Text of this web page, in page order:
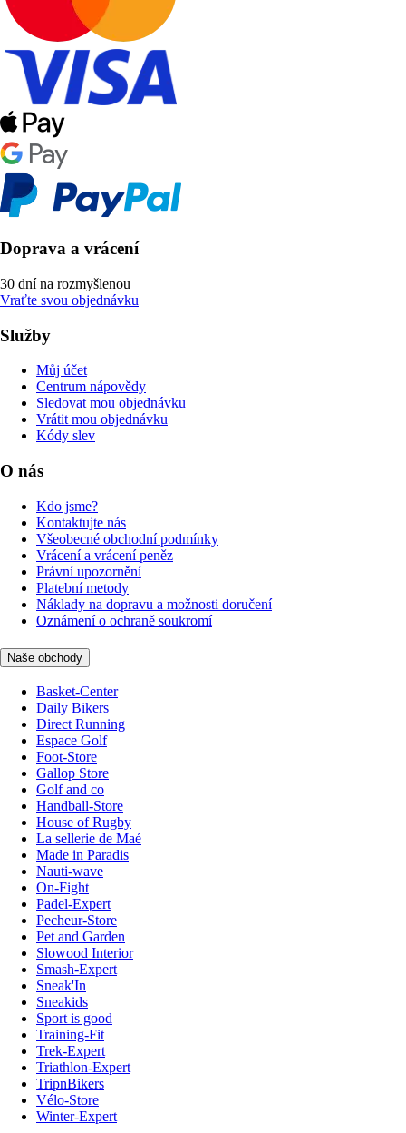
Doprava a vrácení
30 dní na rozmyšlenou
Vraťte svou objednávku
Služby
Můj účet
Centrum nápovědy
Sledovat mou objednávku
Vrátit mou objednávku
Kódy slev
O nás
Kdo jsme?
Kontaktujte nás
Všeobecné obchodní podmínky
Vrácení a vrácení peněz
Právní upozornění
Platební metody
Náklady na dopravu a možnosti doručení
Oznámení o ochraně soukromí
Naše obchody
Basket-Center
Daily Bikers
Direct Running
Espace Golf
Foot-Store
Gallop Store
Golf and co
Handball-Store
House of Rugby
La sellerie de Maé
Made in Paradis
Nauti-wave
On-Fight
Padel-Expert
Pecheur-Store
Pet and Garden
Slowood Interior
Smash-Expert
Sneak'In
Sneakids
Sport is good
Training-Fit
Trek-Expert
Triathlon-Expert
TripnBikers
Vélo-Store
Winter-Expert